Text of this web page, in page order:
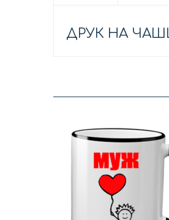
ДРУК НА